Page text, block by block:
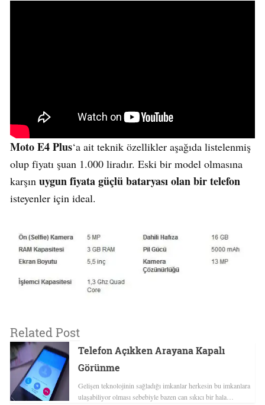
Moto E4 Plus‘a ait teknik özellikler aşağıda listelenmiş
olup fiyatı şuan 1.000 liradır. Eski bir model olmasına
karşın uygun fiyata güçlü bataryası olan bir telefon
isteyenler için ideal.
Related Post
Telefon Açıkken Arayana Kapalı
Görünme
Gelişen teknolojinin sağladığı imkanlar herkesin bu imkanlara
ulaşabiliyor olması sebebiyle bazen can sıkıcı bir hala…